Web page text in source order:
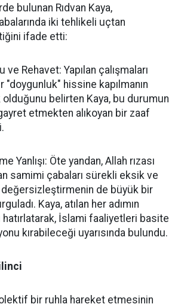
bulunan Rıdvan Kaya,
iki tehlikeli uçtan
ifade etti:
Rehavet: Yapılan çalışmaları
hissine kapılmanın
belirten Kaya, bu durumun
etmekten alıkoyan bir zaaf
Yanlışı: Öte yandan, Allah rızası
samimi çabaları sürekli eksik ve
de büyük bir
Kaya, atılan her adımın
İslami faaliyetleri basite
kırabileceği uyarısında bulundu.
bir ruhla hareket etmesinin